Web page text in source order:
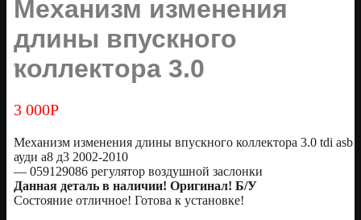
Механизм изменения
длины впускного
коллектора 3.0
3 000Р
Механизм изменения длины впускного коллектора 3.0 tdi asb
ауди a8 д3 2002-2010
— 059129086 регулятор воздушной заслонки
Данная деталь в наличии! Оригинал! Б/У
Состояние отличное! Готова к установке!